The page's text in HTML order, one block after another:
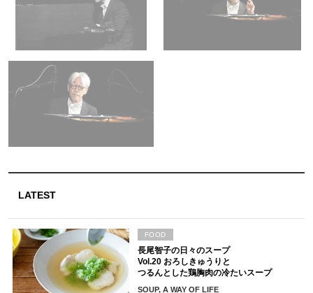
LATEST
長尾智子の日々のスープ
Vol.20 おろしきゅうりと
つるんとした鶏胸肉の冷たいスープ
SOUP, A WAY OF LIFE
FOOD